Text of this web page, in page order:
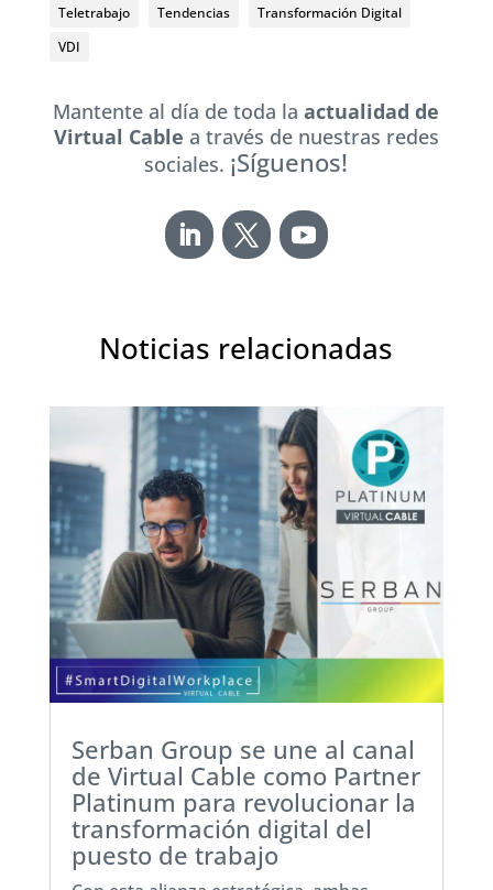
Teletrabajo Tendencias
Transformación Digital
VDI
Mantente al día de toda laactualidad de
Virtual Cable a través de nuestras redes
sociales. ¡Síguenos!
Noticias relacionadas
Serban Group se une al canal
de Virtual Cable como Partner
Platinum para revolucionar la
transformación digital del
puesto de trabajo